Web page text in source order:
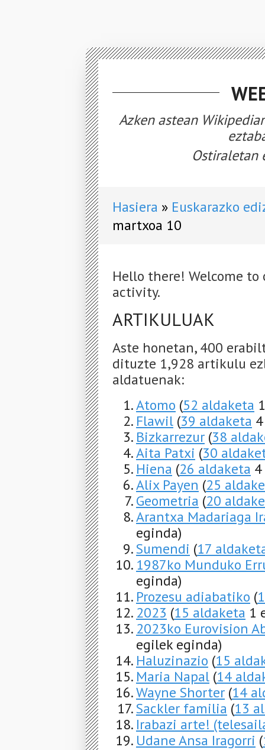
Azken astean
Ostiraletan
Hasiera
Euskarazko
martxoa 10
Hello there! Welcome
activity.
ARTIKULUAK
Aste honetan, 400
dituzte 1,928 artikulu
aldatuenak:
Atomo (52 aldaketa
Flawil (39 aldaketa
Bizkarrezur (38
Aita Patxi (30
Hiena (26 aldaketa
Alix Payen (25
Geometria (20
Arantxa Madariaga
eginda)
Sumendi (17
1987ko Munduko
eginda)
Prozesu adiabatiko (
2023 (15 aldaketa 1
2023ko Eurovision
egilek eginda)
Haluzinazio (15
Maria Napal (14
Wayne Shorter (14
Sackler familia (13
Irabazi arte!
Udane Ansa Iragorri (